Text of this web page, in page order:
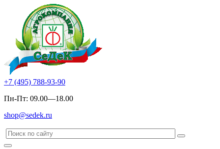
+7 (495) 788-93-90
Пн-Пт: 09.00—18.00
shop@sedek.ru